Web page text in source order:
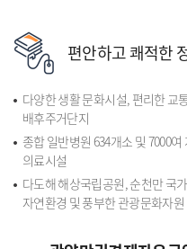
편안하고 쾌적한
다양한 생활 문화시설, 편리한 교
배후주거단지
종합 일반병원 634개소 및 7000
의료시설
다도해 해상국립공원, 순천만 국
자연환경 및 풍부한 관광문화자원